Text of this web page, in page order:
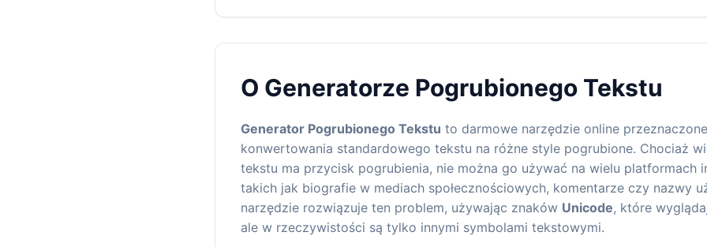
O Generatorze Pogrubionego Tekstu
Generator Pogrubionego Tekstu to darmowe narzędzie online
konwertowania standardowego tekstu na różne style pogrubione. Chociaż
tekstu ma przycisk pogrubienia, nie można go używać na wielu platformach
takich jak biografie w mediach społecznościowych, komentarze czy nazwy
narzędzie rozwiązuje ten problem, używając znaków Unicode, które
ale w rzeczywistości są tylko innymi symbolami tekstowymi.